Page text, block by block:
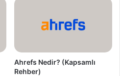
Ahrefs Nedir? (Kapsamlı
Rehber)